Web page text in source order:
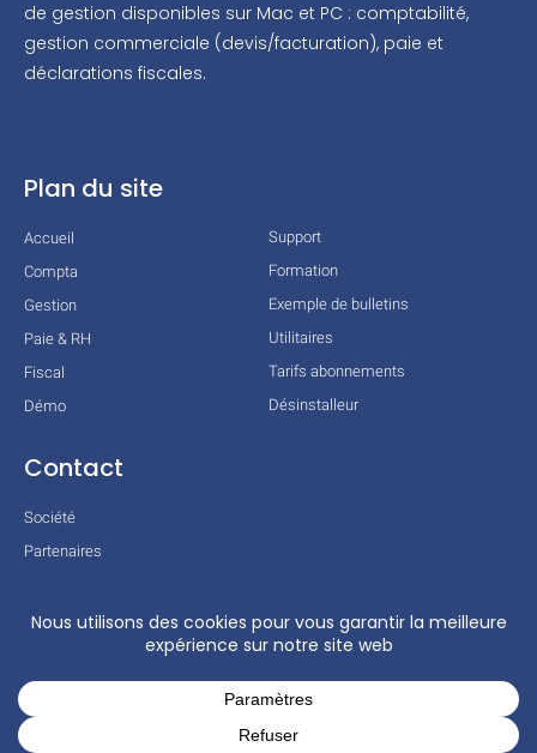
de gestion disponibles sur Mac et PC : comptabilité,
gestion commerciale (devis/facturation), paie et
déclarations fiscales.
Plan du site
Accueil
Compta
Gestion
Paie & RH
Fiscal
Démo
Support
Formation
Exemple de bulletins
Utilitaires
Tarifs abonnements
Désinstalleur
Contact
Société
Partenaires
Mentions légales
Conditions générales
Actualités